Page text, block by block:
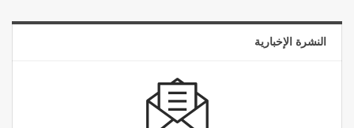
النشرة الإخبارية